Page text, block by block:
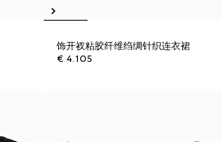
饰开衩粘胶纤维绉绸针织连衣裙
€ 4.105